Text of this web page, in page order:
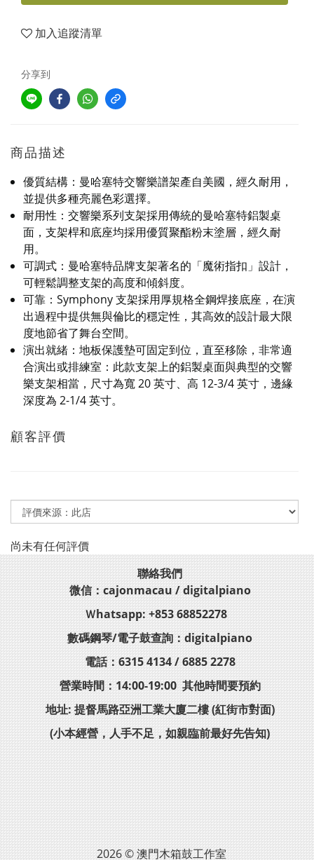
加入追蹤清單
分享到
商品描述
優質結構：曼哈塞特交響樂譜架產自美國，經久耐用，
並提供多種亮麗色彩選擇。
耐用性：交響樂系列支架採用傳統的曼哈塞特鋁製桌
面，支架桿和底座均採用優質聚酯粉末塗層，經久耐
用。
可調式：曼哈塞特品牌支架著名的「魔術指扣」設計，
可輕鬆調整支架的高度和傾斜度。
可靠：Symphony 支架採用厚規格全鋼焊接底座，在演
出過程中提供無與倫比的穩定性，其高效的設計最大限
度地節省了舞台空間。
演出就緒：地板保護墊可固定到位，直至移除，非常適
合演出或排練室：此款支架上的鋁製桌面與典型的交響
樂支架相當，尺寸為寬 20 英寸、高 12-3/4 英寸，邊緣
深度為 2-1/4 英寸。
顧客評價
尚未有任何評價
聯絡我們
微信：cajonmacau / digitalpiano
Ｗhatsapp: +853 68852278
數碼鋼琴/電子鼓查詢：digitalpiano
電話：6315 4134 / 6885 2278
營業時間：14:00-19:00 其他時間要預約
地址: 提督馬路亞洲工業大廈二樓 (紅街市對面)
(小本經營，人手不足，如親臨前最好先告知)
2026 © 澳門木箱鼓工作室